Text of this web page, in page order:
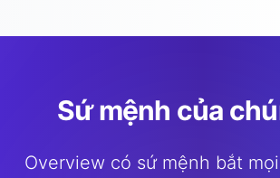
Sứ mệnh của
Overview có sứ mệnh bắt